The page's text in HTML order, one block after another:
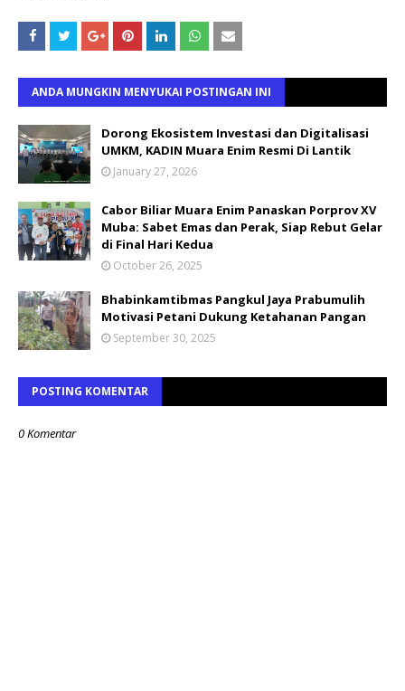
ANDA MUNGKIN MENYUKAI POSTINGAN INI
Dorong Ekosistem Investasi dan Digitalisasi
UMKM, KADIN Muara Enim Resmi Di Lantik
January 27, 2026
Cabor Biliar Muara Enim Panaskan Porprov XV
Muba: Sabet Emas dan Perak, Siap Rebut Gelar
di Final Hari Kedua
October 26, 2025
Bhabinkamtibmas Pangkul Jaya Prabumulih
Motivasi Petani Dukung Ketahanan Pangan
September 30, 2025
POSTING KOMENTAR
0 Komentar